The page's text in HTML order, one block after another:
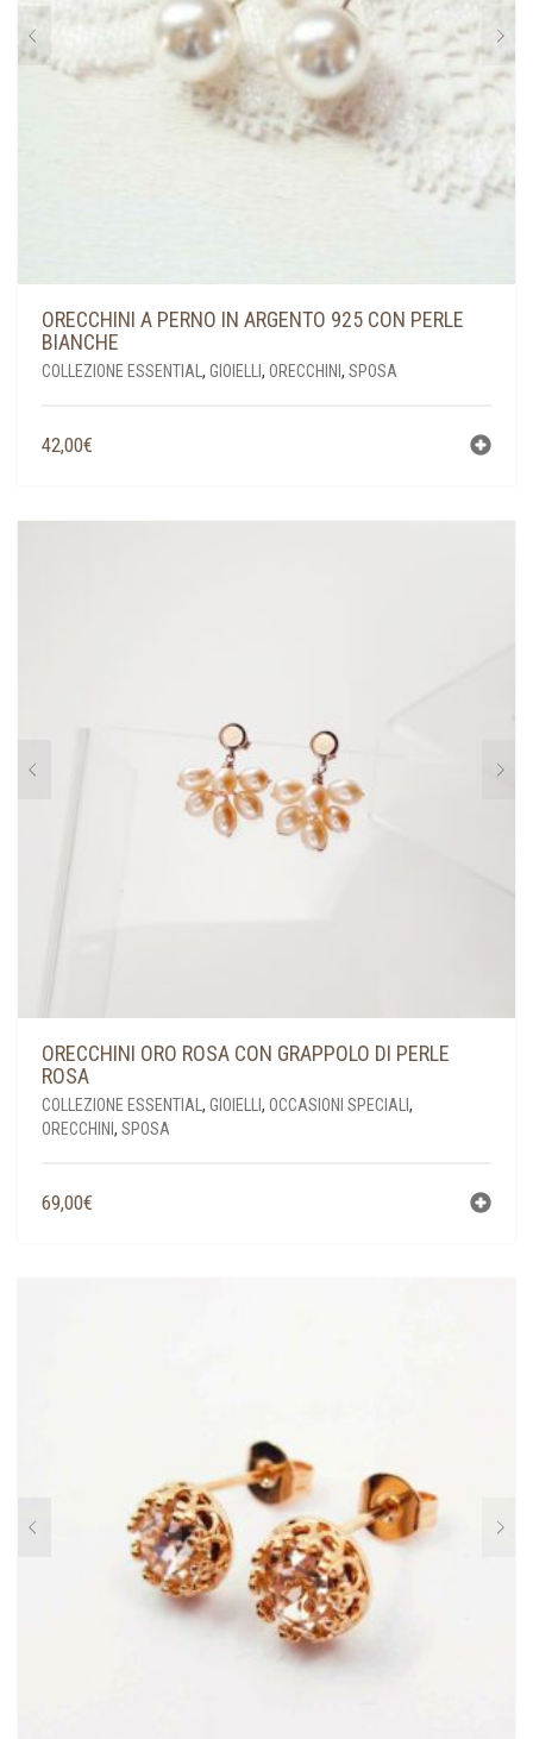
ORECCHINI A PERNO IN ARGENTO 925 CON PERLE
BIANCHE
COLLEZIONE ESSENTIAL , GIOIELLI , ORECCHINI , SPOSA
42,00€
ORECCHINI ORO ROSA CON GRAPPOLO DI PERLE
ROSA
COLLEZIONE ESSENTIAL , GIOIELLI , OCCASIONI SPECIALI ,
ORECCHINI , SPOSA
69,00€